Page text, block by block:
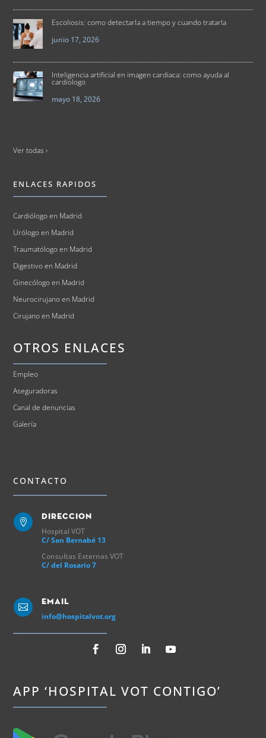
Escoliosis: como detectarla a tiempo y cuando tratarla
junio 17, 2026
Inteligencia artificial en imagen cardiaca: como ayuda al
cardiologo
mayo 18, 2026
Ver todas ›
ENLACES RAPIDOS
Cardiólogo en Madrid
Urólogo en Madrid
Traumatólogo en Madrid
Digestivo en Madrid
Ginecólogo en Madrid
Neurocirujano en Madrid
Cirujano en Madrid
OTROS ENLACES
Empleo
Aseguradoras
Canal de denuncias
Galería
CONTACTO

Direccion
Hospital VOT
C/ San Bernabé 13
Consultas Externas VOT
C/ del Rosario 7

Email
info@hospitalvot.org
APP ‘HOSPITAL VOT CONTIGO’